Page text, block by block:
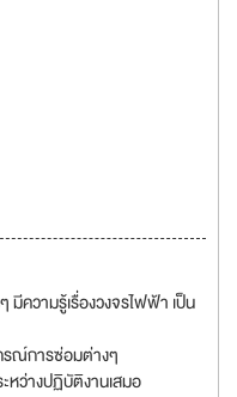
ความรู้เรื่องวงจรไฟฟ้า เป็น
รณ์การซ่อมต่างๆ
ว่างปฏิบัติงานเสมอ